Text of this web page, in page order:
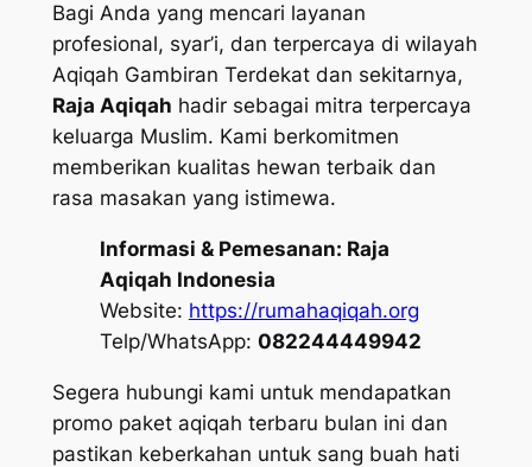
Bagi Anda yang mencari layanan
profesional, syar’i, dan terpercaya di wilayah
Aqiqah Gambiran Terdekat dan sekitarnya,
Raja Aqiqah hadir sebagai mitra terpercaya
keluarga Muslim. Kami berkomitmen
memberikan kualitas hewan terbaik dan
rasa masakan yang istimewa.
Informasi & Pemesanan: Raja
Aqiqah Indonesia
Website: https://rumahaqiqah.org
Telp/WhatsApp: 082244449942
Segera hubungi kami untuk mendapatkan
promo paket aqiqah terbaru bulan ini dan
pastikan keberkahan untuk sang buah hati